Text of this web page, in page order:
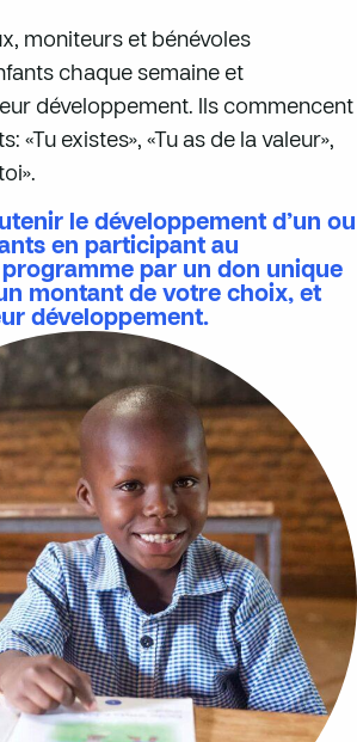
moniteurs et bénévoles
chaque semaine et
développement. Ils commencent
«Tu existes», «Tu as de la valeur»,
le développement d’un ou
en participant au
par un don unique
montant de votre choix, et
développement.